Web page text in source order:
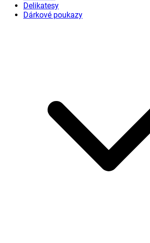
Delikatesy
Dárkové poukazy